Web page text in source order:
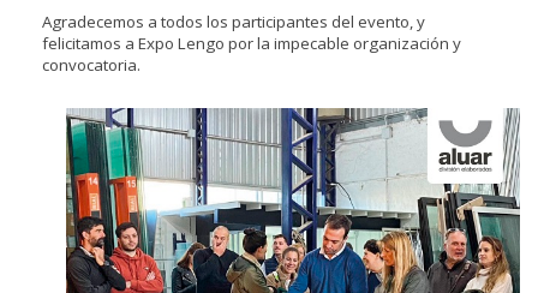
Agradecemos a todos los participantes del evento, y
felicitamos a Expo Lengo por la impecable organización y
convocatoria.